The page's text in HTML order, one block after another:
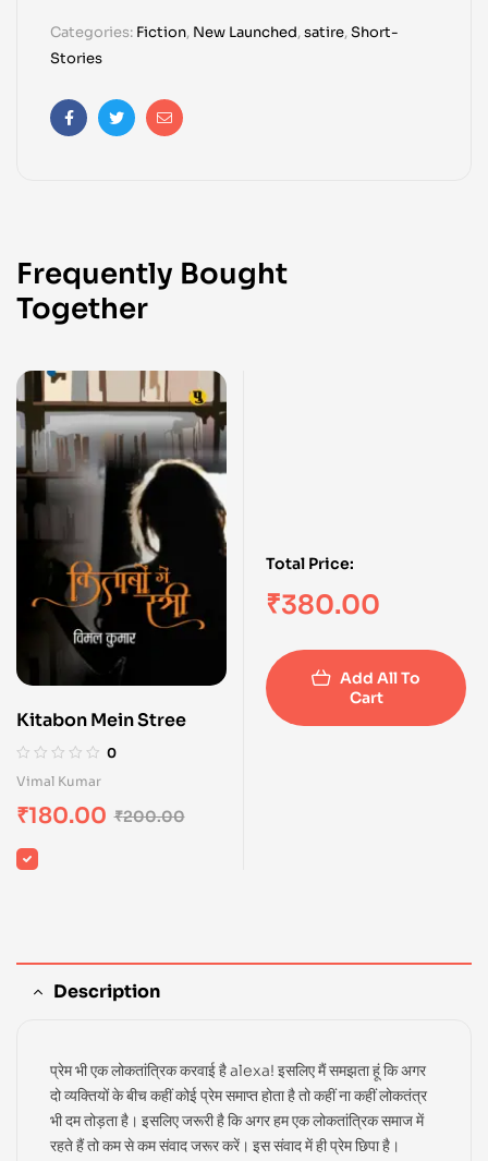
Categories: Fiction, New Launched,satire,Short-
Stories
FacebookTwitterEmail
Frequently Bought
Together
Kitabon Mein Stree
0
Vimal Kumar
₹200.00
₹180.00
Total Price:
₹380.00
Add All To
Cart
Description
प्रेम भी एक लोकतांत्रिक करवाई है alexa! इसलिए मैं समझता हूं कि अगर
दो व्यक्तियों के बीच कहीं कोई प्रेम समाप्त होता है तो कहीं ना कहीं लोकतंत्र
भी दम तोड़ता है। इसलिए जरूरी है कि अगर हम एक लोकतांत्रिक समाज में
रहते हैं तो कम से कम संवाद जरूर करें। इस संवाद में ही प्रेम छिपा है।